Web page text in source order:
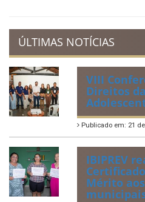
ÚLTIMAS NOTÍCIAS
VIII
Direitos
Publicado em: 21
IBIPREV
Mérito